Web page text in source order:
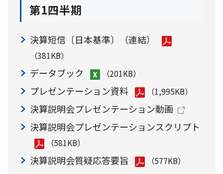
第1四半期
決算短信〔日本基準〕（連結）
（381KB）
データブック （201KB）
プレゼンテーション資料 （1,995KB）
決算説明会プレゼンテーション動画
決算説明会プレゼンテーションスクリプト
（581KB）
決算説明会質疑応答要旨 （577KB）